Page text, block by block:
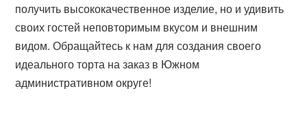
получить высококачественное изделие, но и удивить
своих гостей неповторимым вкусом и внешним
видом. Обращайтесь к нам для создания своего
идеального торта на заказ в Южном
административном округе!